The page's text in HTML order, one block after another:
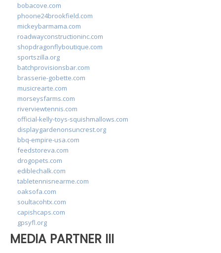
bobacove.com
phoone24brookfield.com
mickeybarmama.com
roadwayconstructioninc.com
shopdragonflyboutique.com
sportszilla.org
batchprovisionsbar.com
brasserie-gobette.com
musicrearte.com
morseysfarms.com
riverviewtennis.com
official-kelly-toys-squishmallows.com
displaygardenonsuncrest.org
bbq-empire-usa.com
feedstoreva.com
drogopets.com
ediblechalk.com
tabletennisnearme.com
oaksofa.com
soultacohtx.com
capishcaps.com
gpsyfl.org
MEDIA PARTNER III